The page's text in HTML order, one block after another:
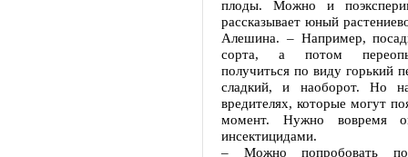
плоды. Можно и
рассказывает юный
Алешина. – Например,
сорта, а потом
получиться по виду горький
сладкий, и наоборот. Но
вредителях, которые могут
момент. Нужно вовремя
инсектицидами.
– Можно попробовать